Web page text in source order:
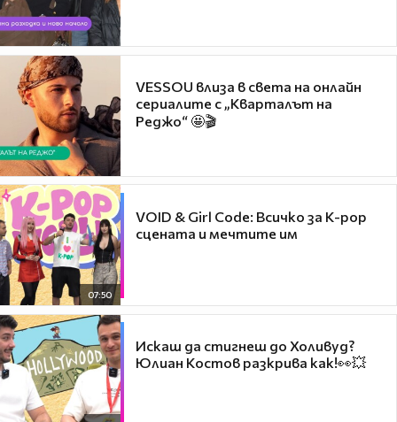
VESSOU влиза в света на онлайн
сериалите с „Кварталът на
Реджо“ 🤩🎬
07:50
VOID & Girl Code: Всичко за K-pop
сцената и мечтите им
Искаш да стигнеш до Холивуд?
Юлиан Костов разкрива как!👀💥